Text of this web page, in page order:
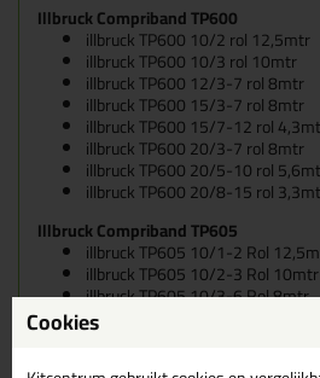
Illbruck Compriband TP600
illbruckTP600 10/2 rol 12,5mtr
illbruckTP600 10/3 rol 10mtr
illbruckTP600 12/3-7 rol 8mtr
illbruckTP600 15/3-7 rol 8mtr
illbruckTP600 15/7-12 rol
illbruckTP600 20/3-7 rol 8mtr
illbruckTP600 20/5-10 rol
illbruckTP600 20/8-15 rol
Illbruck Compriband TP605
illbruckTP605 10/1-2 Rol
illbruckTP605 10/2-3 Rol 10mtr
illbruckTP605 10/3-6 Rol 8mtr
illbruck
illbruck
Cookies